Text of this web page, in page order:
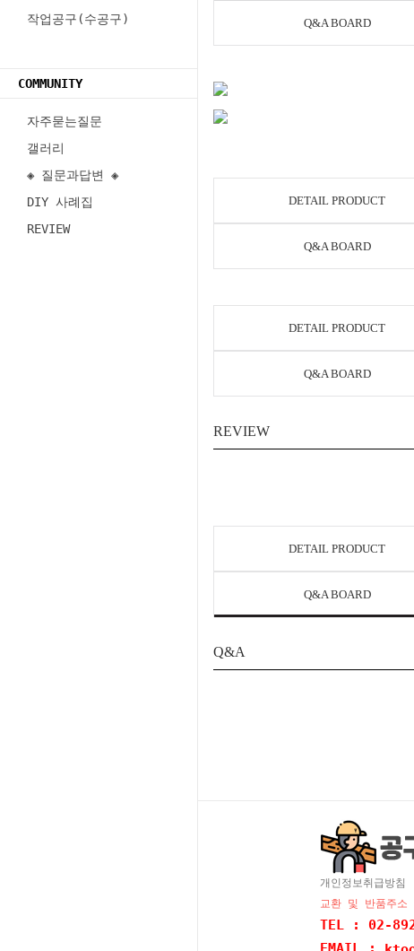
작업공구(수공구)
COMMUNITY
자주묻는질문
갤러리
◈ 질문과답변 ◈
DIY 사례집
REVIEW
Q&A BOARD
DETAIL PRODUCT
Q&A BOARD
DETAIL PRODUCT
Q&A BOARD
REVIEW
DETAIL PRODUCT
Q&A BOARD
Q&A
개인정보취급방침
교환 및 반품주
TEL : 02-